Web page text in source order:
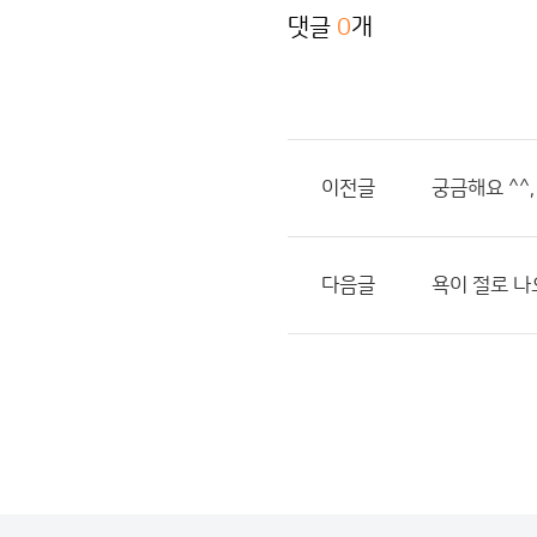
댓글 0개
이전글 궁금해요 ^^,
다음글 욕이 절로 나